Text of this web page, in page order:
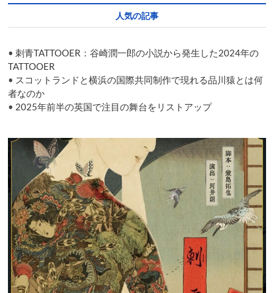
若
た
ち
を
描
た
HENS」
に
託
し
た
思
い
と
は？
人気の記事
•刺青TATTOOER：谷崎潤一郎の小説から発生した2024年の
TATTOOER
• スコットランドと横浜の国際共同制作で現れる品川猿とは何
者なのか
• 2025年前半の英国で注目の舞台をリストアップ